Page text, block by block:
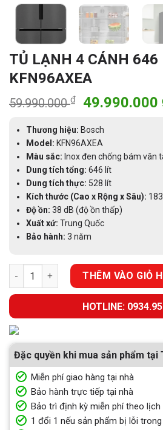
TỦ LẠNH 4 CÁNH 646
KFN96AXEA
59.990.000₫
Giá
là:
59.990.000
49.990.000
Thương hiệu: Bosch
Model: KFN96AXEA
Màu sắc: Inox đen chống bám vân
Dung tích tổng: 646 lít
Dung tích thực: 528 lít
Kích thước (Cao x Rộng x Sâu):
Độ ồn: 38 dB (độ ồn thấp)
Xuất xứ:Trung Quốc
Bảo hành: 3 năm
TỦ LẠNH 4 CÁNH 646 LÍT BOSCH
THÊM VÀO GIỎ
HOTLINE:
Đặc quyền khi mua sản phẩm tại
Miễn phí giao hàng tại nhà
Bảo hành trực tiếp tại nhà
Bảo trì định kỳ miễn phí theo lịch
1 đổi 1 nếu sản phẩm bị lỗi